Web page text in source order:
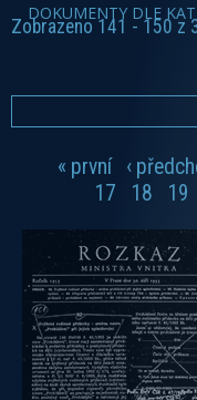
DOKUMENTY DLE
Zobrazeno 141 - 150 z
Stránky
« první ‹
17
18 19
zobrazit PDF